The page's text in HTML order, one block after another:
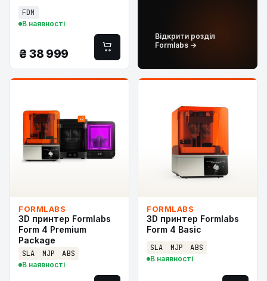
FDM
В наявності
₴ 38 999
Відкрити розділ
Formlabs →
FORMLABS
3D принтер Formlabs
Form 4 Premium
Package
SLA MJP ABS
В наявності
FORMLABS
3D принтер Formlabs
Form 4 Basic
SLA MJP ABS
В наявності